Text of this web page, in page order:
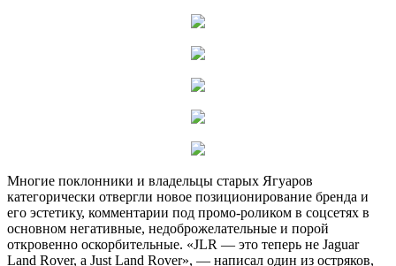
Многие поклонники и владельцы старых Ягуаров
категорически отвергли новое позиционирование бренда и
его эстетику, комментарии под промо-роликом в соцсетях в
основном негативные, недоброжелательные и порой
откровенно оскорбительные. «JLR — это теперь не Jaguar
Land Rover, а Just Land Rover», — написал один из остряков,